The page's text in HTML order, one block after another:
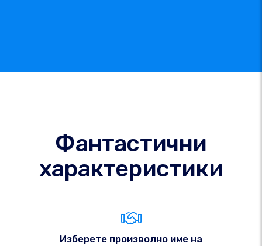
Фантастични
характеристики
Изберете произволно име на